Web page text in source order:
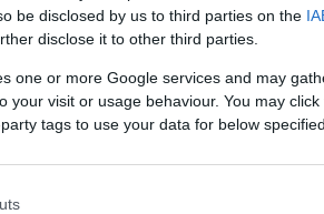
be disclosed by us to third parties on the
disclose it to other third parties.
one or more Google services and may
your visit or usage behaviour. You may
tags to use your data for below
ritenganoopportuno
per viatelematica a
le ore 14 del 7 ottobre
interessate